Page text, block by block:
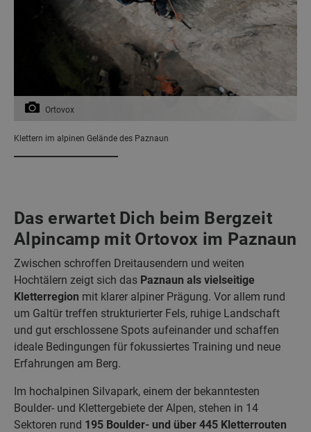
Ortovox
Klettern im alpinen Gelände des Paznaun
Das erwartet Dich beim Bergzeit
Alpincamp mit Ortovox im Paznaun
Zwischen schroffen Dreitausendern und weiten
Hochtälern zeigt sich das Paznaun als vielseitige
Kletterregion mit klarer alpiner Prägung. Vor allem rund
um Galtür treffen strukturierter Fels, ruhige Landschaft
und gut erschlossene Spots aufeinander und schaffen
ideale Bedingungen für fokussiertes Training und neue
Erfahrungen am Berg.
Im hochalpinen Silvapark, einem der bekanntesten
Boulder- und Klettergebiete der Alpen, stehen in 14
Sektoren rund 195 Boulder- und über 445 Kletterrouten